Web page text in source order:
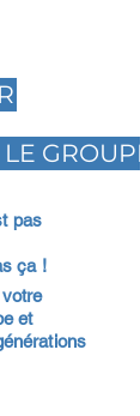
GROUPE
pas
ça !
et